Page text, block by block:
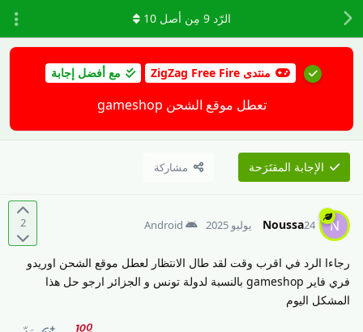
منتدى ZigZag Free Fire مع أفضل إجابة
تعطل موقع الشحن gameshop
الإجابة المقتَرَحة مشاركة
الرّد9 مِن أصل10
2 N
Noussa24 يوليو 2025 Android
رجاءا الرد في اقرب وقت لقد طال الانتظار لعطل موقع الشحن اوريدو
فري فاير gameshop بالنسبة لدولة تونس و الجزائر ارجو حل هذا
المشكل اليوم